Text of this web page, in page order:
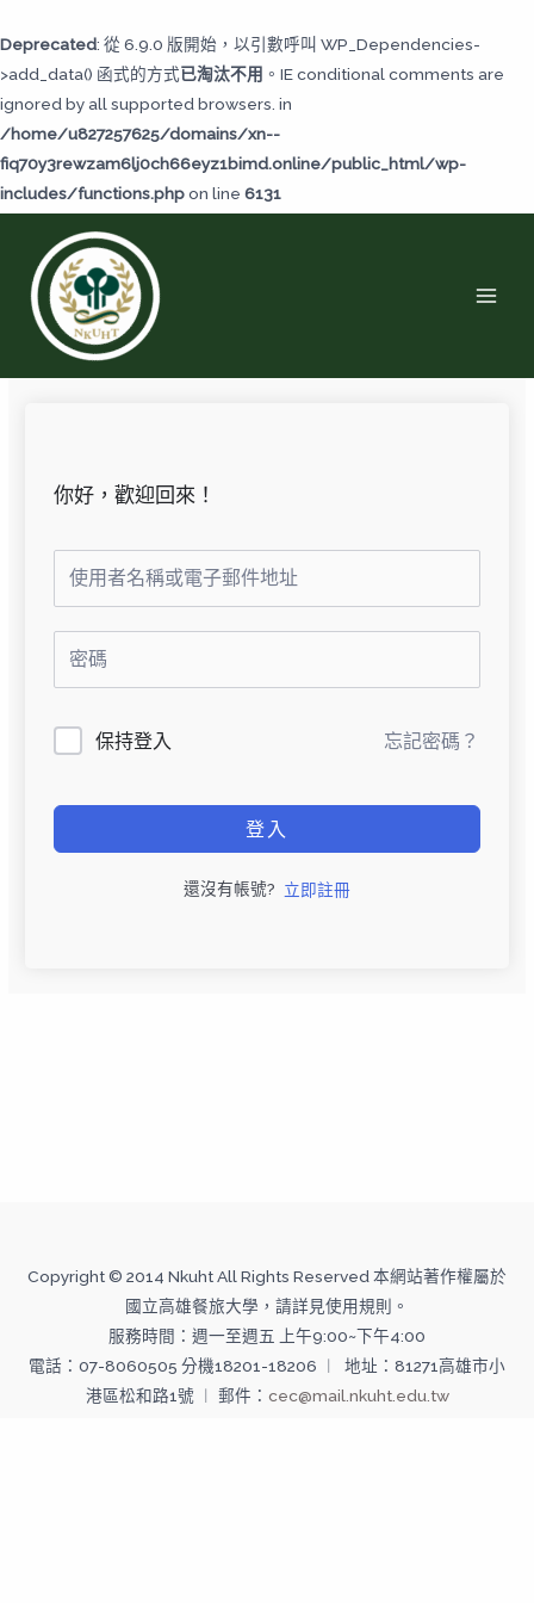
Deprecated: 從 6.9.0 版開始，以引數呼叫 WP_Dependencies-
>add_data() 函式的方式已淘汰不用 。IE conditional comments are
ignored by all supported browsers. in
/home/u827257625/domains/xn--
fiq70y3rewzam6lj0ch66eyz1bimd.online/public_html/wp-
includes/functions.phpon line 6131
至
主
要
內
容
你好，歡迎回來！
保持登入 忘記密碼？
登入
還沒有帳號? 立即註冊
Copyright © 2014 Nkuht All Rights Reserved 本網站著作權屬於
國立高雄餐旅大學，請詳見使用規則。
服務時間：週一至週五 上午9:00~下午4:00
電話：07-8060505 分機18201-18206 ︱ 地址：81271高雄市小
港區松和路1號 ︱ 郵件： cec@mail.nkuht.edu.tw